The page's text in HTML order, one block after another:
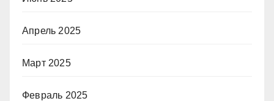
Апрель 2025
Март 2025
Февраль 2025